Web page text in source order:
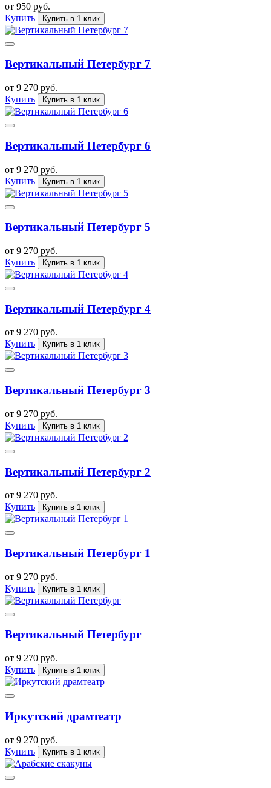
от 950 руб.
Купить
Купить в 1 клик
Вертикальный Петербург 7
от 9 270 руб.
Купить
Купить в 1 клик
Вертикальный Петербург 6
от 9 270 руб.
Купить
Купить в 1 клик
Вертикальный Петербург 5
от 9 270 руб.
Купить
Купить в 1 клик
Вертикальный Петербург 4
от 9 270 руб.
Купить
Купить в 1 клик
Вертикальный Петербург 3
от 9 270 руб.
Купить
Купить в 1 клик
Вертикальный Петербург 2
от 9 270 руб.
Купить
Купить в 1 клик
Вертикальный Петербург 1
от 9 270 руб.
Купить
Купить в 1 клик
Вертикальный Петербург
от 9 270 руб.
Купить
Купить в 1 клик
Иркутский драмтеатр
от 9 270 руб.
Купить
Купить в 1 клик